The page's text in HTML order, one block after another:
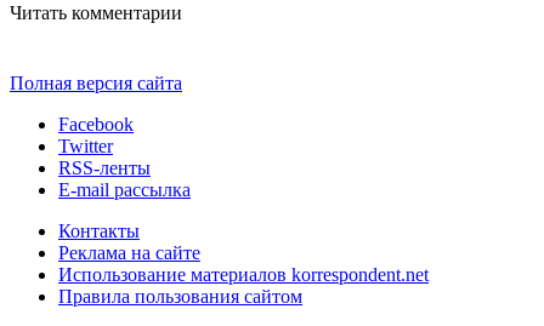
Читать комментарии
Полная версия сайта
Facebook
Twitter
RSS-ленты
E-mail рассылка
Контакты
Реклама на сайте
Использование материалов korrespondent.net
Правила пользования сайтом